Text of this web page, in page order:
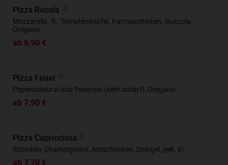
Pizza Rucola
Mozzarella, fr. Tomatenwürfel, Parmaschinken, Ruccola,
Oregano
ab 6,90 €
Pizza Feuer
Peperoniwurst und Peperoni (sehr scharf), Oregano
ab 7,90 €
Pizza Capricciosa
Schinken, Champignons, Artischocken, Spargel, gek. Ei
ab 7,70 €